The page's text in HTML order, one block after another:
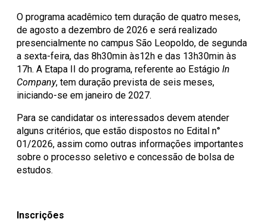
O programa acadêmico tem duração de quatro meses,
de agosto a dezembro de 2026 e será realizado
presencialmente no campus São Leopoldo, de segunda
a sexta-feira, das 8h30min às12h e das 13h30min às
17h. A Etapa II do programa, referente ao Estágio In
Company, tem duração prevista de seis meses,
iniciando-se em janeiro de 2027.
Para se candidatar os interessados devem atender
alguns critérios, que estão dispostos no Edital n°
01/2026, assim como outras informações importantes
sobre o processo seletivo e concessão de bolsa de
estudos.
Inscrições